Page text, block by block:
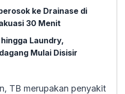
ke Drainase di
30 Menit
Laundry,
Mulai Disisir
TB merupakan penyakit